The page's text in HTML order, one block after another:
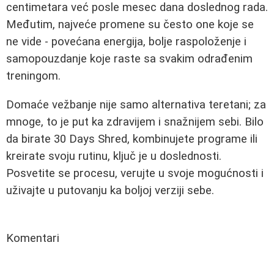
centimetara već posle mesec dana doslednog rada.
Međutim, najveće promene su često one koje se
ne vide - povećana energija, bolje raspoloženje i
samopouzdanje koje raste sa svakim odrađenim
treningom.
Domaće vežbanje nije samo alternativa teretani; za
mnoge, to je put ka zdravijem i snažnijem sebi. Bilo
da birate 30 Days Shred, kombinujete programe ili
kreirate svoju rutinu, ključ je u doslednosti.
Posvetite se procesu, verujte u svoje mogućnosti i
uživajte u putovanju ka boljoj verziji sebe.
Komentari